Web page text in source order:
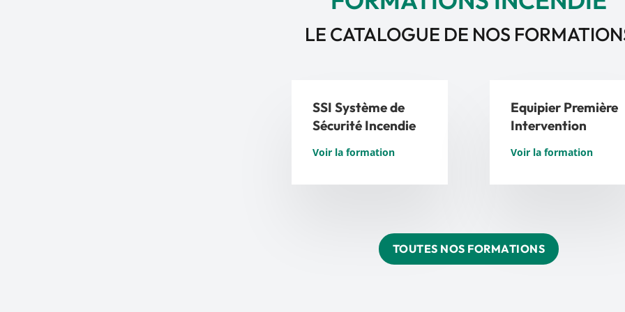
LE CATALOGUE DE NOS
SSI Système de
Sécurité Incendie
Voir la formation
Equipier Première
Intervention
Voir la formation
TOUTES NOS FORMATIONS